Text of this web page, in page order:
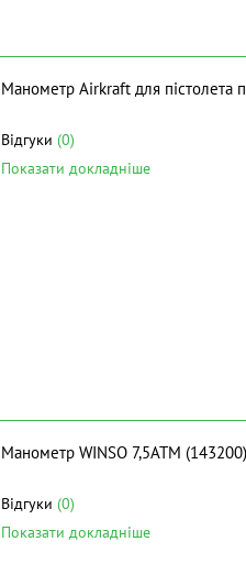
Манометр Airkraft для пістолета
Відгуки (0)
Показати докладніше
Манометр WINSO 7,5АТМ (143200)
Відгуки (0)
Показати докладніше